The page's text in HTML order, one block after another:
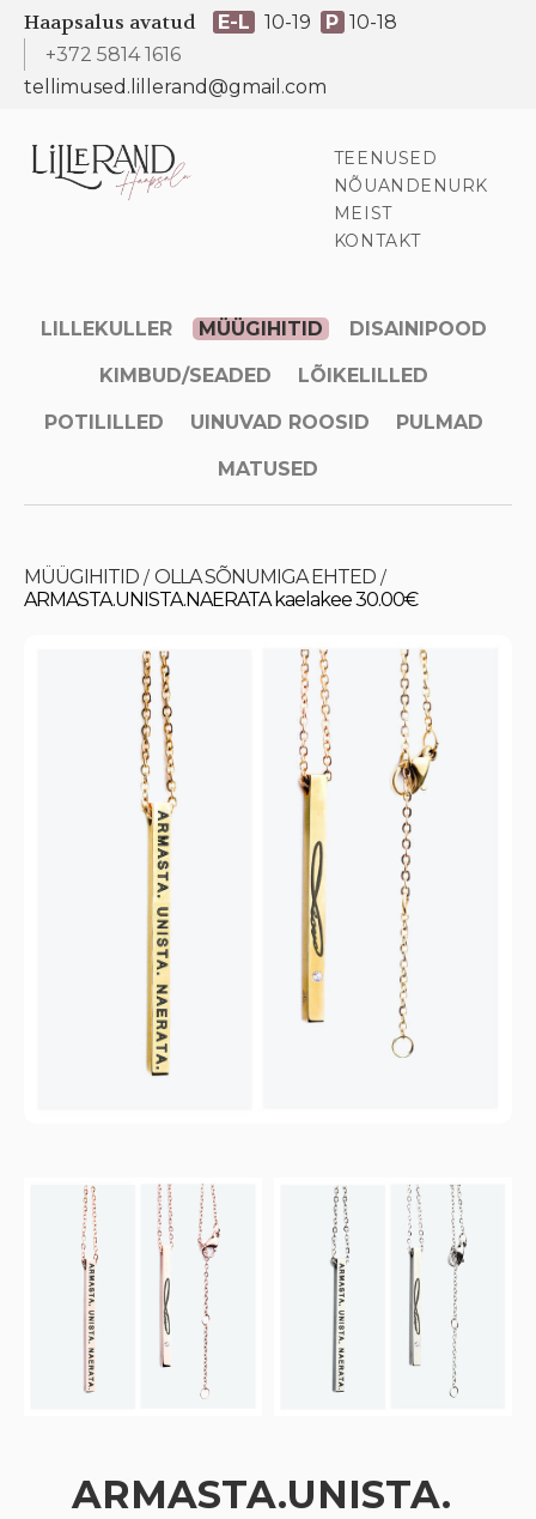
Haapsalus avatud E-L 10-19 P 10-18
+372 5814 1616
tellimused.lillerand@gmail.com
TEENUSED
NÕUANDENURK
MEIST
KONTAKT
LILLEKULLER MÜÜGIHITID DISAINIPOOD
KIMBUD/SEADED LÕIKELILLED
POTILILLED UINUVAD ROOSID PULMAD
MATUSED
MÜÜGIHITID / OLLA SÕNUMIGA EHTED /
ARMASTA.UNISTA.NAERATA kaelakee 30.00€
ARMASTA.UNISTA.